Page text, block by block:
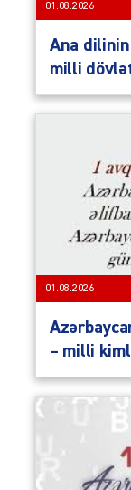
01.08.2026
Ana
milli
01.08.2026
– milli